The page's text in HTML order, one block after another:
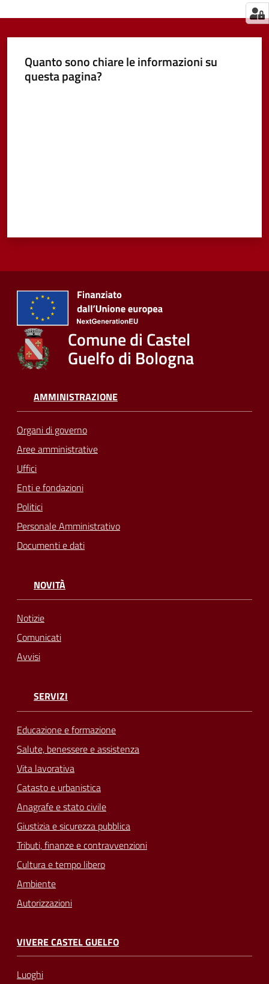
Quanto sono chiare le informazioni su
questa pagina?
Comune di Castel
Guelfo di Bologna
AMMINISTRAZIONE
Organi di governo
Aree amministrative
Uffici
Enti e fondazioni
Politici
Personale Amministrativo
Documenti e dati
NOVITÀ
Notizie
Comunicati
Avvisi
SERVIZI
Educazione e formazione
Salute, benessere e assistenza
Vita lavorativa
Catasto e urbanistica
Anagrafe e stato civile
Giustizia e sicurezza pubblica
Tributi, finanze e contravvenzioni
Cultura e tempo libero
Ambiente
Autorizzazioni
VIVERE CASTEL GUELFO
Luoghi